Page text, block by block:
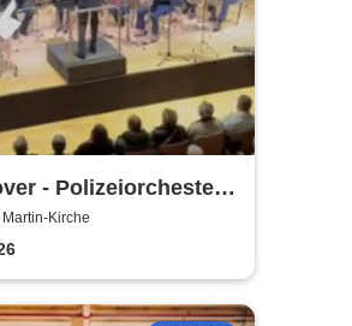
- Polizeiorchester
Kirche